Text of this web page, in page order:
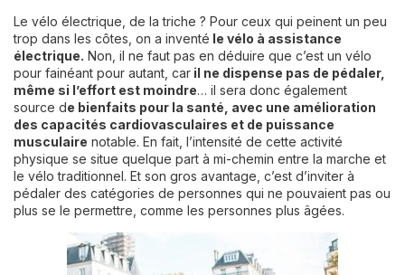
Le vélo électrique, de la triche ? Pour ceux qui peinent un peu
trop dans les côtes, on a inventé le vélo à assistance
électrique. Non, il ne faut pas en déduire que c’est un vélo
pour fainéant pour autant, car il ne dispense pas de pédaler,
même si l’effort est moindre… il sera donc également
source de bienfaits pour la santé, avec une amélioration
des capacités cardiovasculaires et de puissance
musculaire notable. En fait, l’intensité de cette activité
physique se situe quelque part à mi-chemin entre la marche et
le vélo traditionnel. Et son gros avantage, c’est d’inviter à
pédaler des catégories de personnes qui ne pouvaient pas ou
plus se le permettre, comme les personnes plus âgées.